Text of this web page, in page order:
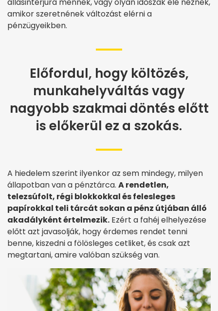
állásinterjúra mennek, vagy olyan időszak elé néznek,
amikor szeretnének változást elérni a
pénzügyeikben.
Előfordul, hogy költözés,
munkahelyváltás vagy
nagyobb szakmai döntés előtt
is előkerül ez a szokás.
A hiedelem szerint ilyenkor az sem mindegy, milyen
állapotban van a pénztárca. A rendetlen,
telezsúfolt, régi blokkokkal és felesleges
papírokkal teli tárcát sokan a pénz útjában álló
akadályként értelmezik. Ezért a fahéj elhelyezése
előtt azt javasolják, hogy érdemes rendet tenni
benne, kiszedni a fölösleges cetliket, és csak azt
megtartani, amire valóban szükség van.